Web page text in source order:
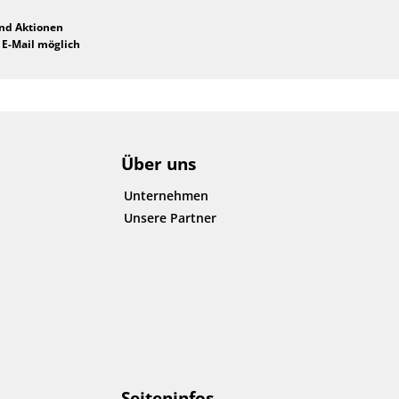
Aktionen
Mail möglich
Über uns
Unternehmen
Unsere Partner